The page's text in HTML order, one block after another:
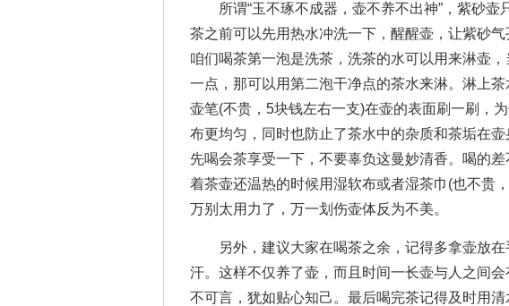
所谓“玉不琢不成器，壶不养不出神”，紫砂壶
茶之前可以先用热水冲洗一下，醒醒壶，让紫砂气
咱们喝茶第一泡是洗茶，洗茶的水可以用来淋壶
一点，那可以用第二泡干净点的茶水来淋。淋上
壶笔(不贵，5块钱左右一支)在壶的表面刷一刷，
布更均匀，同时也防止了茶水中的杂质和茶垢在
先喝会茶享受一下，不要辜负这曼妙清香。喝的
着茶壶还温热的时候用湿软布或者湿茶巾(也不贵
万别太用力了，万一划伤壶体反为不美。
另外，建议大家在喝茶之余，记得多拿壶放在
汗。这样不仅养了壶，而且时间一长壶与人之间
不可言，犹如贴心知己。最后喝完茶记得及时用